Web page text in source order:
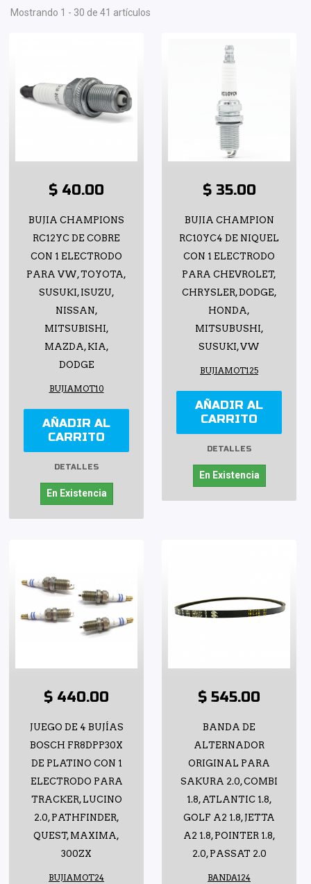
Mostrando 1 - 30 de 41 artículos
$ 40.00
BUJIA CHAMPIONS
RC12YC DE COBRE
CON 1 ELECTRODO
PARA VW, TOYOTA,
SUSUKI, ISUZU,
NISSAN,
MITSUBISHI,
MAZDA, KIA,
DODGE
BUJIAMOT10
AÑADIR AL
CARRITO
DETALLES
En Existencia
$ 35.00
BUJIA CHAMPION
RC10YC4 DE NIQUEL
CON 1 ELECTRODO
PARA CHEVROLET,
CHRYSLER, DODGE,
HONDA,
MITSUBUSHI,
SUSUKI, VW
BUJIAMOT125
AÑADIR AL
CARRITO
DETALLES
En Existencia
$ 440.00
JUEGO DE 4 BUJÍAS
BOSCH FR8DPP30X
DE PLATINO CON 1
ELECTRODO PARA
TRACKER, LUCINO
2.0, PATHFINDER,
QUEST, MAXIMA,
300ZX
BUJIAMOT24
$ 545.00
BANDA DE
ALTERNADOR
ORIGINAL PARA
SAKURA 2.0, COMBI
1.8, ATLANTIC 1.8,
GOLF A2 1.8, JETTA
A2 1.8, POINTER 1.8,
2.0, PASSAT 2.0
BANDA124